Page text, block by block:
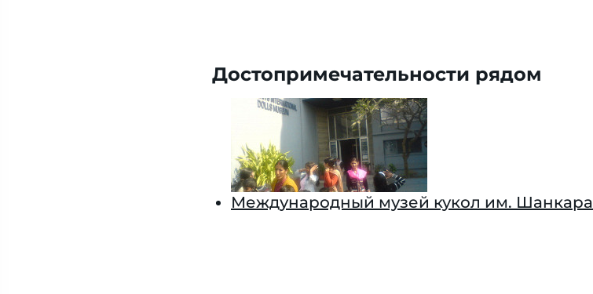
Достопримечательности рядом
Международный музей кукол им. Шанкара